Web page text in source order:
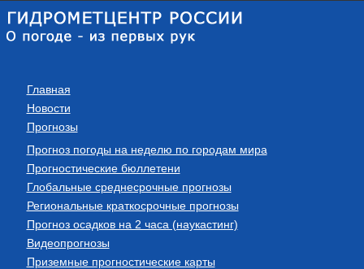
Главная
Новости
Прогнозы
Прогноз погоды на неделю по городам мира
Прогностические бюллетени
Глобальные среднесрочные прогнозы
Региональные краткосрочные прогнозы
Прогноз осадков на 2 часа (наукастинг)
Видеопрогнозы
Приземные прогностические карты